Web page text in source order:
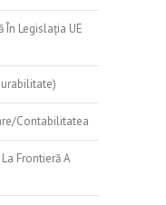
Legislația UE
contabilitatea
Frontieră A